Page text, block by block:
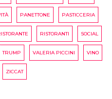
PANETTONE PASTICCERIA
RISTORANTI SOCIAL
TRUMP VALERIA PICCINI VINO
ZICCAT